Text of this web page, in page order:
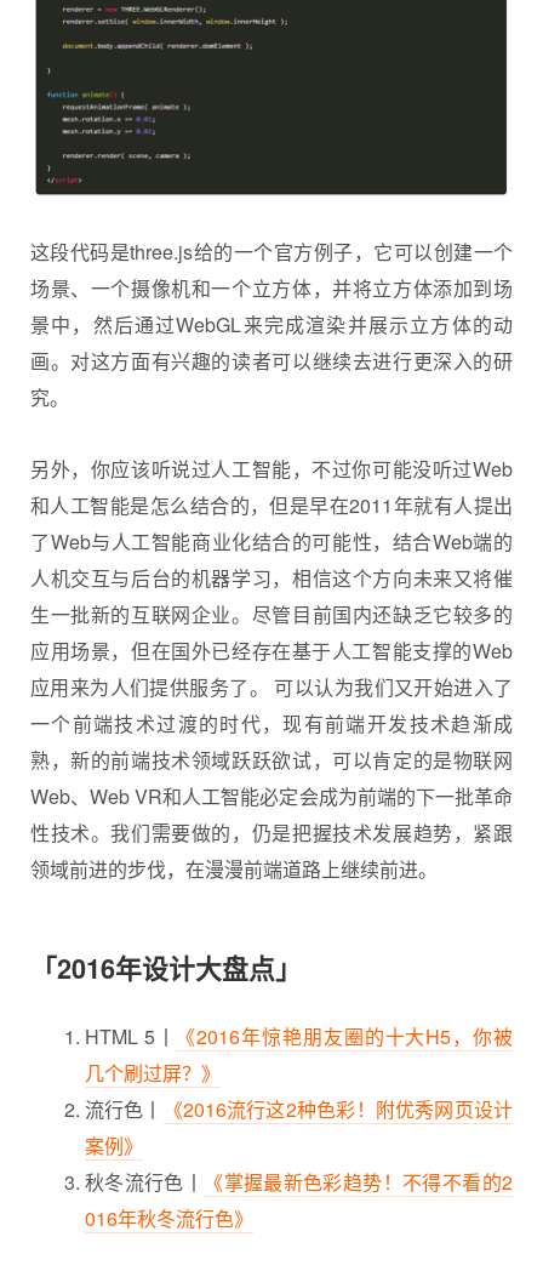
这段代码是three.js给的一个官方例子，它可以创建一个
场景、一个摄像机和一个立方体，并将立方体添加到场
景中，然后通过WebGL来完成渲染并展示立方体的动
画。对这方面有兴趣的读者可以继续去进行更深入的研
究。
另外，你应该听说过人工智能，不过你可能没听过Web
和人工智能是怎么结合的，但是早在2011年就有人提出
了Web与人工智能商业化结合的可能性，结合Web端的
人机交互与后台的机器学习，相信这个方向未来又将催
生一批新的互联网企业。尽管目前国内还缺乏它较多的
应用场景，但在国外已经存在基于人工智能支撑的Web
应用来为人们提供服务了。 可以认为我们又开始进入了
一个前端技术过渡的时代，现有前端开发技术趋渐成
熟，新的前端技术领域跃跃欲试，可以肯定的是物联网
Web、Web VR和人工智能必定会成为前端的下一批革命
性技术。我们需要做的，仍是把握技术发展趋势，紧跟
领域前进的步伐，在漫漫前端道路上继续前进。
「2016年设计大盘点」
HTML 5丨
《2016年惊艳朋友圈的十大H5，你被
几个刷过屏？》
流行色丨
《2016流行这2种色彩！附优秀网页设计
案例》
秋冬流行色丨
《掌握最新色彩趋势！不得不看的2
016年秋冬流行色》